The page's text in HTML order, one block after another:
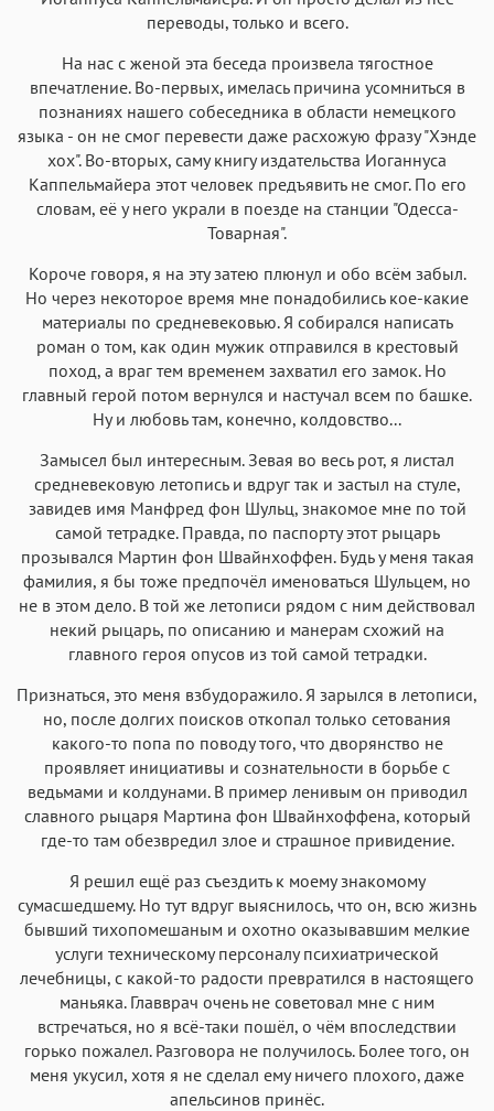
переводы, только и всего.
На нас с женой эта беседа произвела тягостное
впечатление. Во-первых, имелась причина усомниться в
познаниях нашего собеседника в области немецкого
языка - он не смог перевести даже расхожую фразу "Хэнде
хох". Во-вторых, саму книгу издательства Иоганнуса
Каппельмайера этот человек предъявить не смог. По его
словам, её у него украли в поезде на станции "Одесса-
Товарная".
Короче говоря, я на эту затею плюнул и обо всём забыл.
Но через некоторое время мне понадобились кое-какие
материалы по средневековью. Я собирался написать
роман о том, как один мужик отправился в крестовый
поход, а враг тем временем захватил его замок. Но
главный герой потом вернулся и настучал всем по башке.
Ну и любовь там, конечно, колдовство...
Замысел был интересным. Зевая во весь рот, я листал
средневековую летопись и вдруг так и застыл на стуле,
завидев имя Манфред фон Шульц, знакомое мне по той
самой тетрадке. Правда, по паспорту этот рыцарь
прозывался Мартин фон Швайнхоффен. Будь у меня такая
фамилия, я бы тоже предпочёл именоваться Шульцем, но
не в этом дело. В той же летописи рядом с ним действовал
некий рыцарь, по описанию и манерам схожий на
главного героя опусов из той самой тетрадки.
Признаться, это меня взбудоражило. Я зарылся в летописи,
но, после долгих поисков откопал только сетования
какого-то попа по поводу того, что дворянство не
проявляет инициативы и сознательности в борьбе с
ведьмами и колдунами. В пример ленивым он приводил
славного рыцаря Мартина фон Швайнхоффена, который
где-то там обезвредил злое и страшное привидение.
Я решил ещё раз съездить к моему знакомому
сумасшедшему. Но тут вдруг выяснилось, что он, всю жизнь
бывший тихопомешаным и охотно оказывавшим мелкие
услуги техническому персоналу психиатрической
лечебницы, с какой-то радости превратился в настоящего
маньяка. Главврач очень не советовал мне с ним
встречаться, но я всё-таки пошёл, о чём впоследствии
горько пожалел. Разговора не получилось. Более того, он
меня укусил, хотя я не сделал ему ничего плохого, даже
апельсинов принёс.